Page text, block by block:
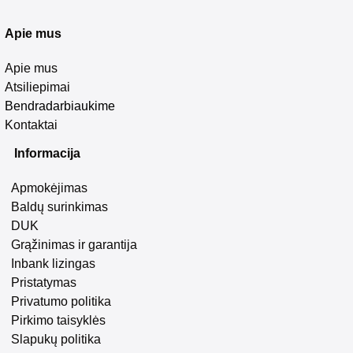
Apie mus
Apie mus
Atsiliepimai
Bendradarbiaukime
Kontaktai
Informacija
Apmokėjimas
Baldų surinkimas
DUK
Grąžinimas ir garantija
Inbank lizingas
Pristatymas
Privatumo politika
Pirkimo taisyklės
Slapukų politika